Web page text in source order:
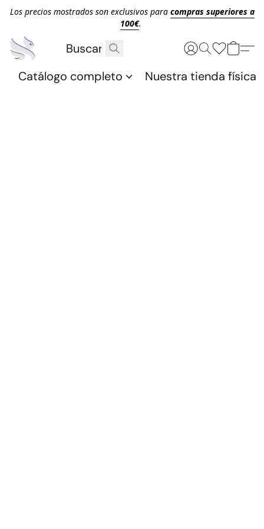
Los precios mostrados son exclusivos para compras superiores a
100€.
Catálogo completo Nuestra tienda física